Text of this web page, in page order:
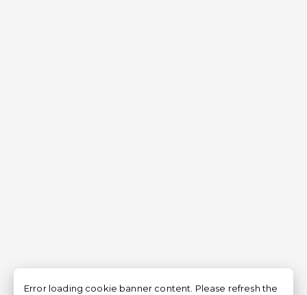
Error loading cookie banner content. Please refresh the